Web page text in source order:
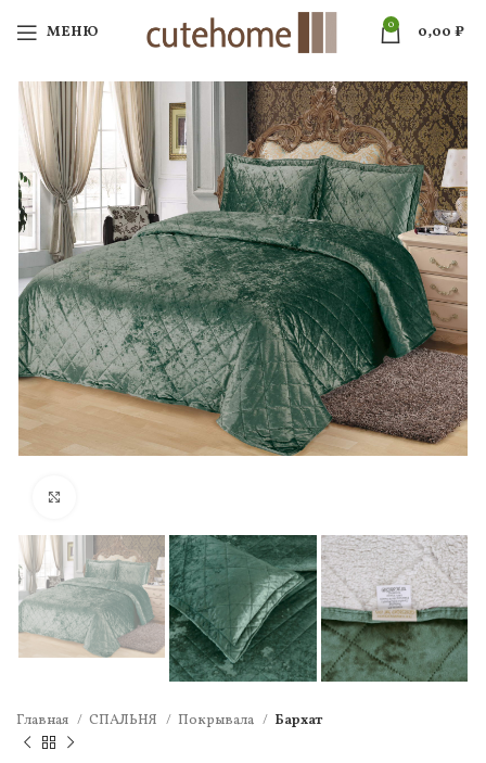
МЕНЮ 0 0,00 ₽
Главная СПАЛЬНЯ Покрывала Бархат